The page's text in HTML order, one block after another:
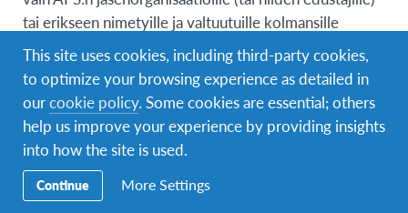
tai erikseen nimetyille ja valtuutuille kolmansille
osapuolille, joiden kanssa AFS tekee tiivistä
yhteistyötä tarjotakseen palveluja yksityishenkilöille
(“jäsenorganisaatiot”), kuten esimerkiksi AFS-USA
osoitteessa afsusa.org. Samalla tavoin jotkut nettisivut
tai tietyt nettisivujen osiot on tarkoitettu
oppilastoiminnasta kiinnostuneet, vaihto-
This site uses cookies, including third-party cookies,
to optimize your browsing experience as detailed in
ourcookie policy. Some cookies are essential; others
help us improve your experience by providing insights
into how the site is used.
Continue More Settings